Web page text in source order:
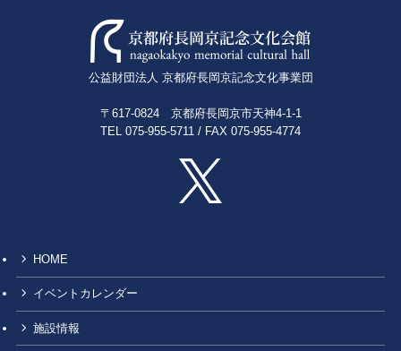
公益財団法人 京都府長岡京記念文化事業団
〒617-0824 京都府長岡京市天神4-1-1
TEL 075-955-5711 / FAX 075-955-4774
HOME
イベントカレンダー
施設情報